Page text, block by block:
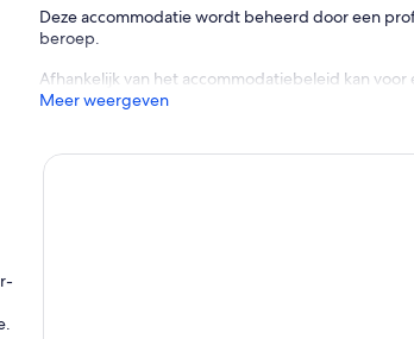
Deze accommodatie wordt beheerd door een
beroep.
Afhankelijk van het accommodatiebeleid kan
Meer weergeven